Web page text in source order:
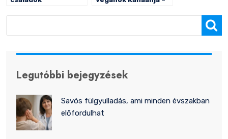
útibeszámolója
Legutóbbi bejegyzések
Savós fülgyulladás, ami minden évszakban
előfordulhat